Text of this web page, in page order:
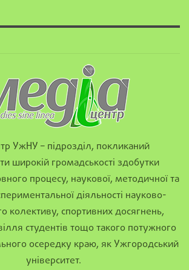
УжНУ – підрозділ, покликаний
широкій громадськості здобутки
процесу, наукової, методичної та
діяльності науково-
колективу, спортивних досягнень,
студентів тощо такого потужного
осередку краю, як Ужгородський
університет.